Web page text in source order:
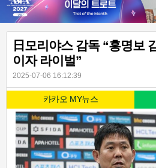
日모리야스 감독 “홍명보
이자 라이벌”
2025-07-06 16:12:39
카카오 MY뉴스